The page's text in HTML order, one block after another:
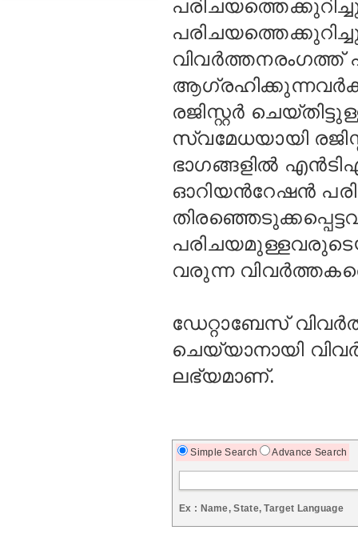
വിവര്‍ത്തനരംഗത്ത്
രജിസ്റ്റര്‍
സ്വമേധയായി
ഭാഗങ്ങളില്‍
ഓറിയന്‍റേഷന്‍
വരുന്ന
ഡേറ്റാബേസ്
ചെയ്യാനായി
ലഭ്യമാണ്.
Simple Search Advance Search
Ex : Name, State, Target Language